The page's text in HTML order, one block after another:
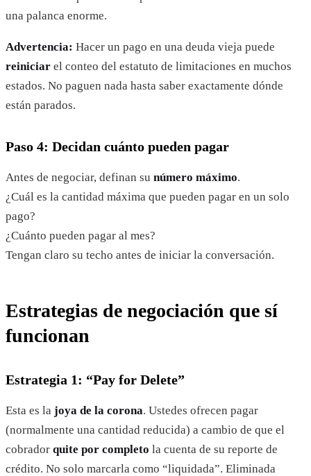
una palanca enorme.
Advertencia: Hacer un pago en una deuda vieja puede
reiniciar el conteo del estatuto de limitaciones en muchos
estados. No paguen nada hasta saber exactamente dónde
están parados.
Paso 4: Decidan cuánto pueden pagar
Antes de negociar, definan su número máximo.
¿Cuál es la cantidad máxima que pueden pagar en un solo
pago?
¿Cuánto pueden pagar al mes?
Tengan claro su techo antes de iniciar la conversación.
Estrategias de negociación que sí
funcionan
Estrategia 1: “Pay for Delete”
Esta es la joya de la corona. Ustedes ofrecen pagar
(normalmente una cantidad reducida) a cambio de que el
cobrador quite por completo la cuenta de su reporte de
crédito. No solo marcarla como “liquidada”. Eliminada